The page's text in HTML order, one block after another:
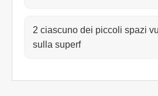
2 ciascuno dei piccoli spazi
sulla superf